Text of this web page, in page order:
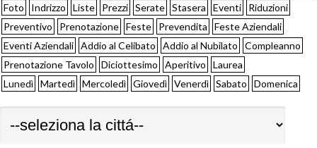
Foto
Indrizzo Liste Prezzi Serate Stasera Eventi
Riduzioni
Preventivo
Prenotazione Feste Prevendita
Feste Aziendali
Eventi Aziendali Addio al Celibato Addio al Nubilato
Compleanno
Prenotazione Tavolo
Diciottesimo Aperitivo
Laurea
Lunedì Martedì Mercoledì Giovedì Venerdì Sabato Domenica